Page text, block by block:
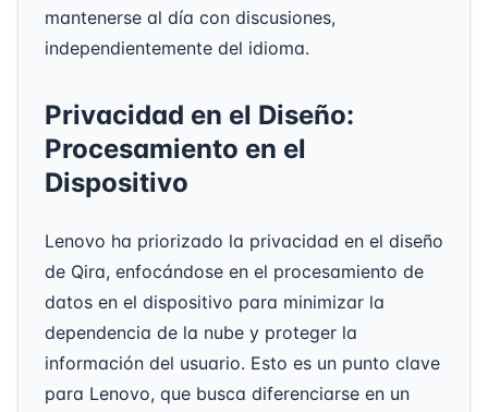
mantenerse al día con discusiones,
independientemente del idioma.
Privacidad en el Diseño:
Procesamiento en el
Dispositivo
Lenovo ha priorizado la privacidad en el diseño
de Qira, enfocándose en el procesamiento de
datos en el dispositivo para minimizar la
dependencia de la nube y proteger la
información del usuario. Esto es un punto clave
para Lenovo, que busca diferenciarse en un